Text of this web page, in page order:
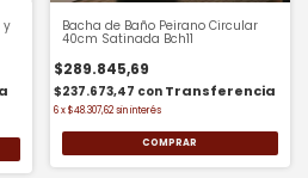
y Bacha de Baño Peirano Circular
40cm Satinada Bch11
$289.845,69
$237.673,47 con
6 x$48.307,62 sin interés
COMPRAR